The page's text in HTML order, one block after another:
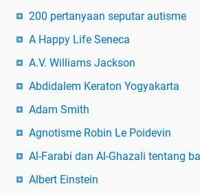
200 pertanyaan seputar autisme
A Happy Life Seneca
A.V. Williams Jackson
Abdidalem Keraton Yogyakarta
Adam Smith
Agnotisme Robin Le Poidevin
Al-Farabi dan Al-Ghazali tentang
Albert Einstein